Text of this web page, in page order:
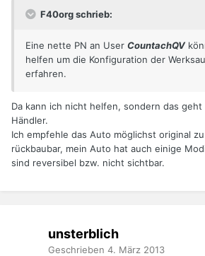
F40org schrieb:
Eine nette PN an User CountachQV
helfen um die Konfiguration der
erfahren.
Da kann ich nicht helfen, sondern das
Händler.
Ich empfehle das Auto möglichst original
rückbaubar, mein Auto hat auch einige
sind reversibel bzw. nicht sichtbar.
unsterblich
Geschrieben 4. März 2013